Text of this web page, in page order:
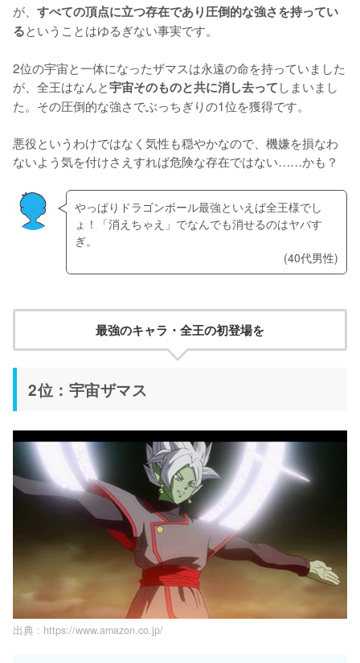
が、 すべての頂点に立つ存在であり圧倒的な強さを持ってい
るということはゆるぎない事実です。
2位の宇宙と一体になったザマスは永遠の命を持っていました
が、全王はなんと宇宙そのものと共に消し去ってしまいまし
た。その圧倒的な強さでぶっちぎりの1位を獲得です。
悪役というわけではなく気性も穏やかなので、機嫌を損なわ
ないよう気を付けさえすれば危険な存在ではない……かも？
やっぱりドラゴンボール最強といえば全王様でし
ょ！「消えちゃえ」でなんでも消せるのはヤバす
ぎ。
(40代男性)
最強のキャラ・全王の初登場を
2位：宇宙ザマス
出典 : https://www.amazon.co.jp/